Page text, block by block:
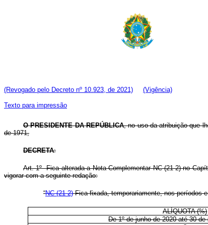
(Revogado pelo Decreto nº 10.923, de 2021) (Vigência)
Texto para impressão
O PRESIDENTE DA REPÚBLICA, no uso da atribuição que
de 1971,
DECRETA:
Art. 1º Fica alterada a Nota Complementar NC (21-2) no
vigorar com a seguinte redação:
“NC (21-2)Fica fixada, temporariamente, nos períodos
ALÍQUOTA (%)
De 1º de junho de 2020 até 30